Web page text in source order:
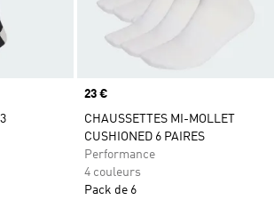
Prix
23 €
CHAUSSETTES MI-MOLLET
CUSHIONED 6 PAIRES
Performance
4 couleurs
Pack de 6